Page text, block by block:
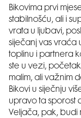
Bikovima prvi
stabilnošću, ali i
vrata u ljubavi,
siječanj vas vraća
toplinu i partnera
ste u vezi,
malim, ali važnim
Bikovi u siječnju
upravo ta sporost
Veljača, pak, budi